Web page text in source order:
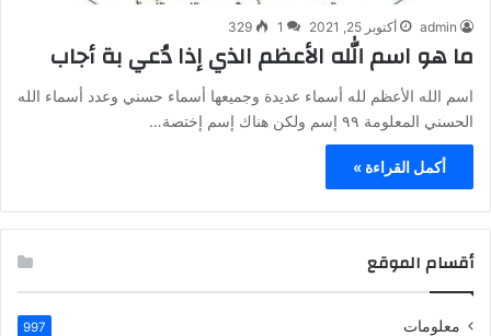
admin أكتوبر 25, 2021 1
329
ما هو اسم الله الأعظم الذي إذا دُعي بة أجاب
اسم الله الأعظم لله أسماء عديدة وجميعها أسماء حسني وعدد أسماء الله
الحسني المعلومة ٩٩ إسم ولكن هناك إسم إختصة…
أكمل القراءة »
أقسام الموقع
معلومات 997